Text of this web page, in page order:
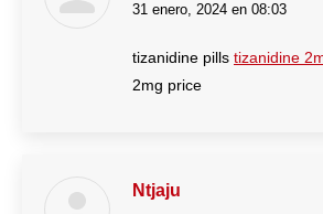
dice:
31 enero, 2024 en 08:03
tizanidine pills tizanidine
2mg price
Ntjaju